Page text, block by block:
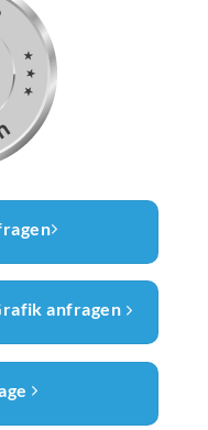
anfragen